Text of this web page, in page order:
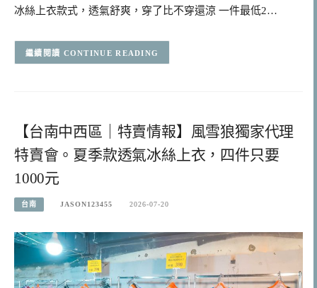
冰絲上衣款式，透氣舒爽，穿了比不穿還涼 一件最低2…
CONTINUE READING
【台南中西區｜特賣情報】風雪狼獨家代理
特賣會。夏季款透氣冰絲上衣，四件只要
1000元
台南 JASON123455 2026-07-20